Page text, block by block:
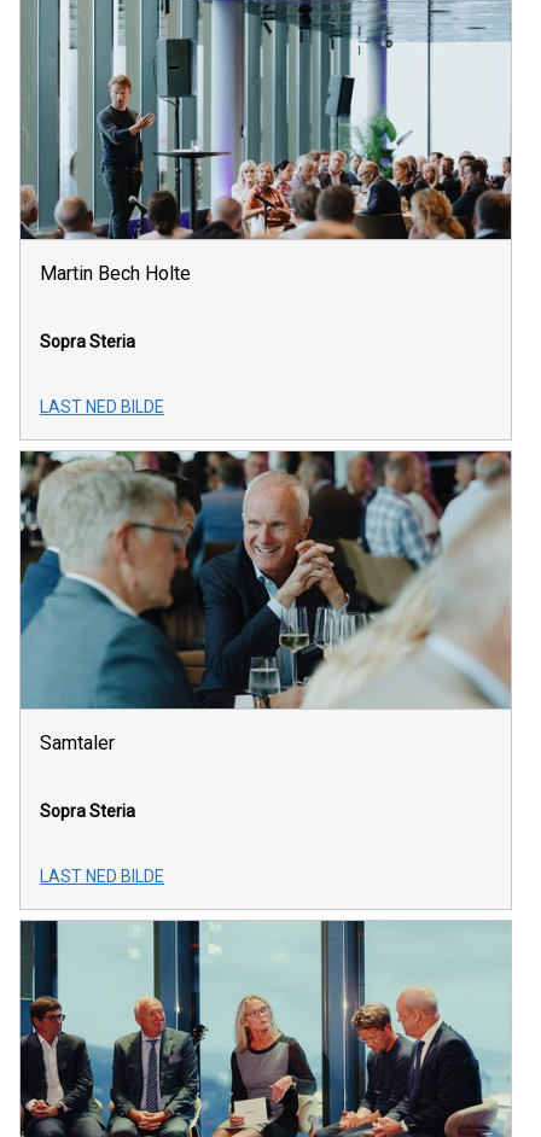
Martin Bech Holte
Sopra Steria
LAST NED BILDE
Samtaler
Sopra Steria
LAST NED BILDE